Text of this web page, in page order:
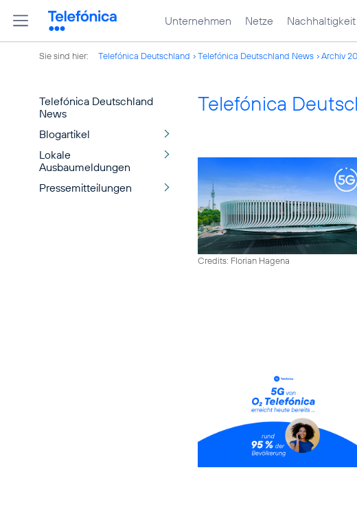
Unternehmen Netze Nachhaltigkeit
Sie sind hier: Telefónica Deutschland Telefónica Deutschland News Archiv
Telefónica Deutschland
News
Blogartikel
Lokale
Ausbaumeldungen
Pressemitteilungen
Telefónica
Credits: Florian Hagena